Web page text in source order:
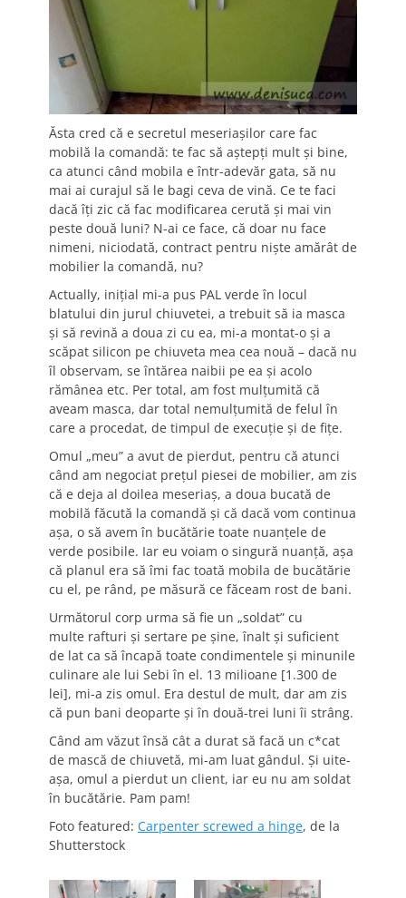
Ăsta cred că e secretul meseriașilor care fac
mobilă la comandă: te fac să aștepți mult și bine,
ca atunci când mobila e într-adevăr gata, să nu
mai ai curajul să le bagi ceva de vină. Ce te faci
dacă îți zic că fac modificarea cerută și mai vin
peste două luni? N-ai ce face, că doar nu face
nimeni, niciodată, contract pentru niște amărât de
mobilier la comandă, nu?
Actually, inițial mi-a pus PAL verde în locul
blatului din jurul chiuvetei, a trebuit să ia masca
și să revină a doua zi cu ea, mi-a montat-o și a
scăpat silicon pe chiuveta mea cea nouă – dacă nu
îl observam, se întărea naibii pe ea și acolo
rămânea etc. Per total, am fost mulțumită că
aveam masca, dar total nemulțumită de felul în
care a procedat, de timpul de execuție și de fițe.
Omul „meu” a avut de pierdut, pentru că atunci
când am negociat prețul piesei de mobilier, am zis
că e deja al doilea meseriaș, a doua bucată de
mobilă făcută la comandă și că dacă vom continua
așa, o să avem în bucătărie toate nuanțele de
verde posibile. Iar eu voiam o singură nuanță, așa
că planul era să îmi fac toată mobila de bucătărie
cu el, pe rând, pe măsură ce făceam rost de bani.
Următorul corp urma să fie un „soldat” cu
multe rafturi și sertare pe șine, înalt și suficient
de lat ca să încapă toate condimentele și minunile
culinare ale lui Sebi în el. 13 milioane [1.300 de
lei], mi-a zis omul. Era destul de mult, dar am zis
că pun bani deoparte și în două-trei luni îi strâng.
Când am văzut însă cât a durat să facă un c*cat
de mască de chiuvetă, mi-am luat gândul. Și uite-
așa, omul a pierdut un client, iar eu nu am soldat
în bucătărie. Pam pam!
Foto featured: Carpenter screwed a hinge, de la
Shutterstock